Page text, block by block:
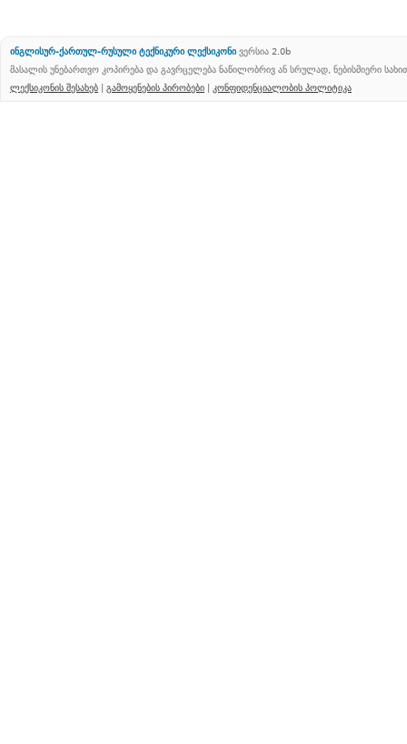
ინგლისურ-ქართულ-რუსული ტექნიკური ლექსიკონი ვერსია 2.0b
მასალის უნებართვო კოპირება და გავრცელება ნაწილობრივ ან სრულად, ნებისმიერი
ლექსიკონის შესახებ | გამოყენების პირობები | კონფიდენციალობის პოლიტიკა